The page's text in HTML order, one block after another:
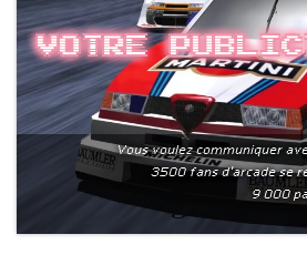
Votre
Vous voulez communiquer
3500 fans d'arcade se
9 000